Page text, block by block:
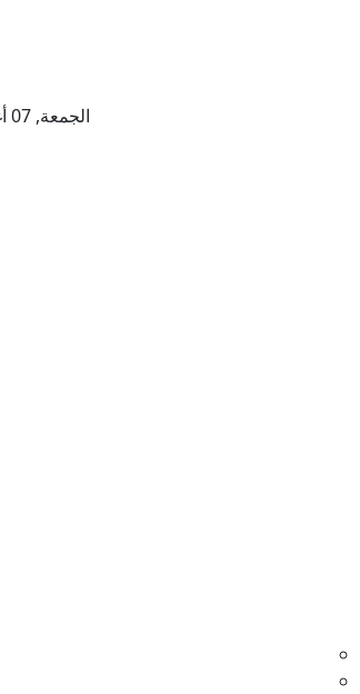
الجمعة, 07 أغسطس 2026 – 24 صفر 1448 هـ